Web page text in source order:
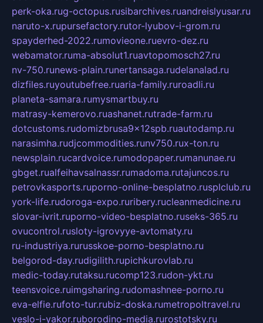
perk-oka.rug-octopus.rusibarchives.ruandreislyusar.ru
naruto-x.rupursefactory.rutor-lyubov-i-grom.ru
spayderhed-2022.rumovieone.ruevro-dez.ru
webamator.ruma-absolut1.ruavtopomosch27.ru
nv-750.runews-plain.runertansaga.rudelanalad.ru
dizfiles.ruyoutubefree.ruaria-family.ruroadli.ru
planeta-samara.rumysmartbuy.ru
matrasy-kemerovo.ruashanet.rutrade-farm.ru
dotcustoms.rudomizbrusa9x12spb.ruautodamp.ru
narasimha.rudjcommodities.runv750.rux-ton.ru
newsplain.rucardvoice.rumodopaper.rumanunae.ru
gbget.rualfeihavsalnassr.rumadoma.rutajuncos.ru
petrovkasports.ruporno-online-besplatno.rusplclub.ru
york-life.rudoroga-expo.ruribery.rucleanmedicine.ru
slovar-ivrit.ruporno-video-besplatno.ruseks-365.ru
ovucontrol.rusloty-igrovyye-avtomaty.ru
ru-industriya.rurusskoe-porno-besplatno.ru
belgorod-day.rudigilith.rupichkurovlab.ru
medic-today.rutaksu.rucomp123.rudon-ykt.ru
teensvoice.ruimgsharing.rudomashnee-porno.ru
eva-elfie.rufoto-tur.rubiz-doska.rumetropoltravel.ru
veslo-i-yakor.ruborodino-media.rurostotsky.ru